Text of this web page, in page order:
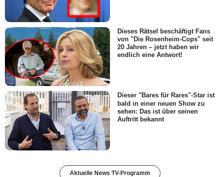
Dieses Rätsel beschäftigt Fans
von "Die Rosenheim-Cops" seit
20 Jahren – jetzt haben wir
endlich eine Antwort!
Dieser "Bares für Rares"-Star ist
bald in einer neuen Show zu
sehen: Das ist über seinen
Auftritt bekannt
Aktuelle News TV-Programm